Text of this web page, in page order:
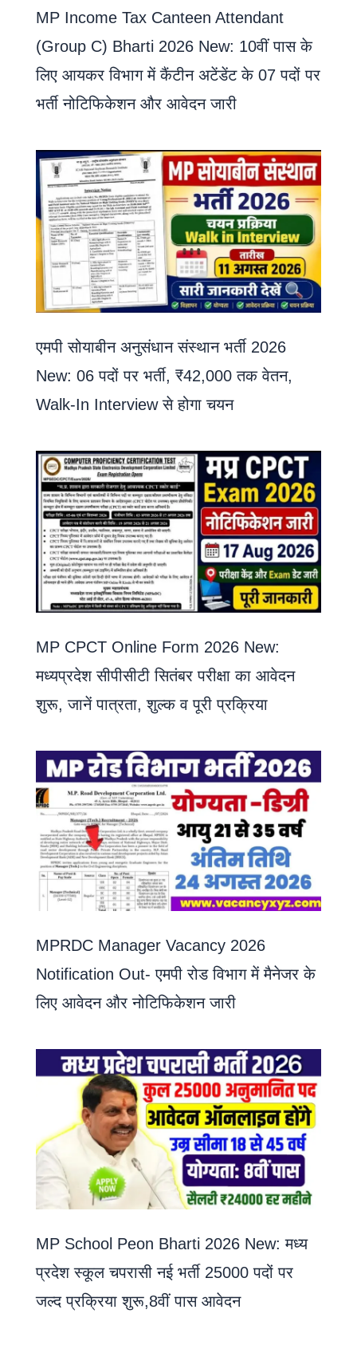
MP Income Tax Canteen Attendant
(Group C) Bharti 2026 New: 10वीं पास के
लिए आयकर विभाग में कैंटीन अटेंडेंट के 07 पदों पर
भर्ती नोटिफिकेशन और आवेदन जारी
एमपी सोयाबीन अनुसंधान संस्थान भर्ती 2026
New: 06 पदों पर भर्ती, ₹42,000 तक वेतन,
Walk-In Interview से होगा चयन
MP CPCT Online Form 2026 New:
मध्यप्रदेश सीपीसीटी सितंबर परीक्षा का आवेदन
शुरू, जानें पात्रता, शुल्क व पूरी प्रक्रिया
MPRDC Manager Vacancy 2026
Notification Out- एमपी रोड विभाग में मैनेजर के
लिए आवेदन और नोटिफिकेशन जारी
MP School Peon Bharti 2026 New: मध्य
प्रदेश स्कूल चपरासी नई भर्ती 25000 पदों पर
जल्द प्रक्रिया शुरू,8वीं पास आवेदन